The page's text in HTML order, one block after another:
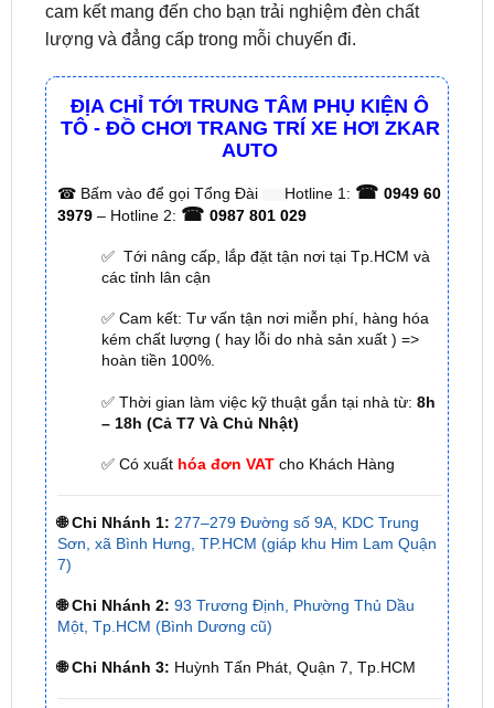
cam kết mang đến cho bạn trải nghiệm đèn chất
lượng và đẳng cấp trong mỗi chuyến đi.
ĐỊA CHỈ TỚI TRUNG TÂM PHỤ KIỆN Ô
TÔ - ĐỒ CHƠI TRANG TRÍ XE HƠI ZKAR
AUTO
☎Bấm vào để gọi Tổng Đài Hotline 1: ☎ 0949 60
3979 – Hotline 2: ☎ 0987 801 029
✅ Tới nâng cấp, lắp đặt tận nơi tại Tp.HCM và
các tỉnh lân cận
✅ Cam kết: Tư vấn tận nơi miễn phí, hàng hóa
kém chất lượng ( hay lỗi do nhà sản xuất ) =>
hoàn tiền 100%.
✅ Thời gian làm việc kỹ thuật gắn tại nhà từ: 8h
– 18h (Cả T7 Và Chủ Nhật)
✅ Có xuất hóa đơn VATcho Khách Hàng
🌐 Chi Nhánh 1: 277–279 Đường số 9A, KDC Trung
Sơn, xã Bình Hưng, TP.HCM (giáp khu Him Lam Quận
7)
🌐 Chi Nhánh 2: 93 Trương Định, Phường Thủ Dầu
Một, Tp.HCM (Bình Dương cũ)
🌐 Chi Nhánh 3: Huỳnh Tấn Phát, Quận 7, Tp.HCM